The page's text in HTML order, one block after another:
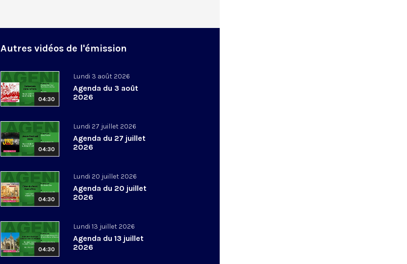
Autres vidéos de l'émission
04:30
Lundi 3 août 2026
Agenda du 3 août
2026
04:30
Lundi 27 juillet 2026
Agenda du 27 juillet
2026
04:30
Lundi 20 juillet 2026
Agenda du 20 juillet
2026
04:30
Lundi 13 juillet 2026
Agenda du 13 juillet
2026